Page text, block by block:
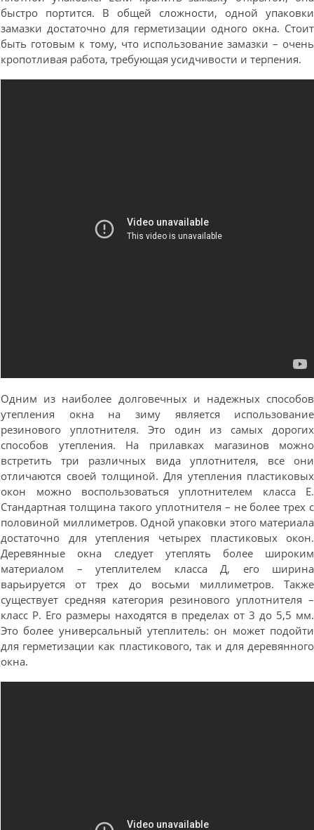
быстро портится. В общей сложности, одной упаковки
замазки достаточно для герметизации одного окна. Стоит
быть готовым к тому, что использование замазки – очень
кропотливая работа, требующая усидчивости и терпения.
Одним из наиболее долговечных и надежных способов
утепления окна на зиму является использование
резинового уплотнителя. Это один из самых дорогих
способов утепления. На прилавках магазинов можно
встретить три различных вида уплотнителя, все они
отличаются своей толщиной. Для утепления пластиковых
окон можно воспользоваться уплотнителем класса Е.
Стандартная толщина такого уплотнителя – не более трех с
половиной миллиметров. Одной упаковки этого материала
достаточно для утепления четырех пластиковых окон.
Деревянные окна следует утеплять более широким
материалом – утеплителем класса Д, его ширина
варьируется от трех до восьми миллиметров. Также
существует средняя категория резинового уплотнителя –
класс Р. Его размеры находятся в пределах от 3 до 5,5 мм.
Это более универсальный утеплитель: он может подойти
для герметизации как пластикового, так и для деревянного
окна.